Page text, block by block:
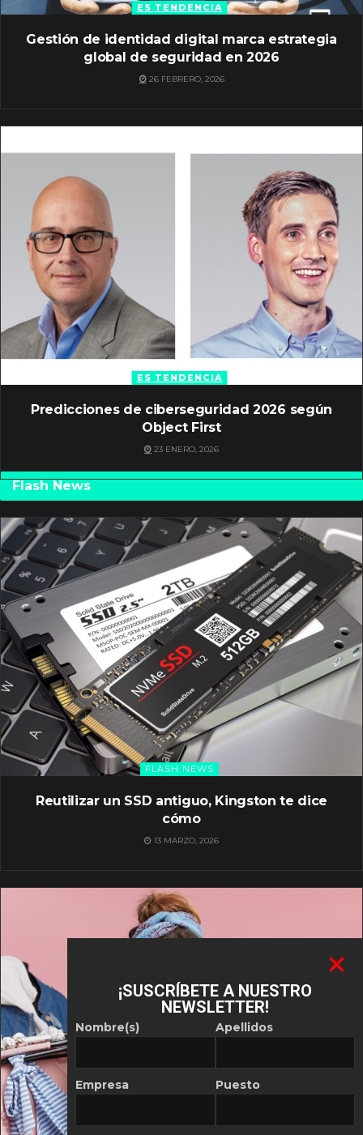
ES TENDENCIA
Gestión de identidad digital marca estrategia
global de seguridad en 2026
26 FEBRERO, 2026
ES TENDENCIA
Predicciones de ciberseguridad 2026 según
Object First
23 ENERO, 2026
Flash News
FLASH NEWS
Reutilizar un SSD antiguo, Kingston te dice
cómo
13 MARZO, 2026
¡SUSCRÍBETE A NUESTRO
NEWSLETTER!
Nombre(s)
Empresa
Apellidos
Puesto